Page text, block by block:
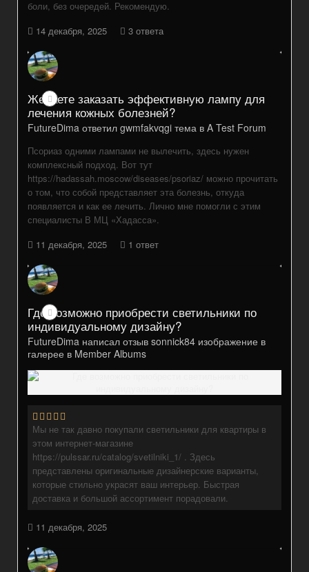
боли, без очередей. Рекомендую.
14 декабря, 2025
3 ответа
Желаете заказать эффективную лампу для
лечения кожных болезней?
FutureDima ответил gwmfakvqgi тема в A Test Forum
Псориаз одними лампами не вылечить, здесь нужен
комплексный подход. Вот тут
https://hadassah.moscow/diseases/psoriaz/ можно прочитать
о том, что собой представляет эта болезнь, откуда
появляется и как ее лечить. Лично мне помогли с этим
специалисты В МЦ «Хадасса».
11 декабря, 2025
1 ответ
Где возможно приобрести светильники по
индивидуальному дизайну?
FutureDima написал отзыв sonnick84 изображение в
галерее в Member Albums
Мы не так давно покупали светильники для квартиры в
этом интернет-магазине
https://pulssar.ru/catalog/svetilniki_1/ . Здесь
представлены оригинальные дизайнерские варианты,
которые стильно украсят ваш интерьер. Быстрая
доставка и большой ассортимент порадовали.
11 декабря, 2025